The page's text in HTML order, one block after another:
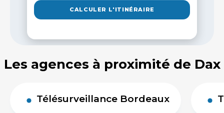
CALCULER L'ITINÉRAIRE
Les agences à proximité de Dax
Télésurveillance Bordeaux